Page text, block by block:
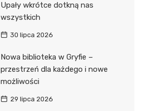
Upały wkrótce dotkną nas
wszystkich
30 lipca 2026
Nowa biblioteka w Gryfie –
przestrzeń dla każdego i nowe
możliwości
29 lipca 2026